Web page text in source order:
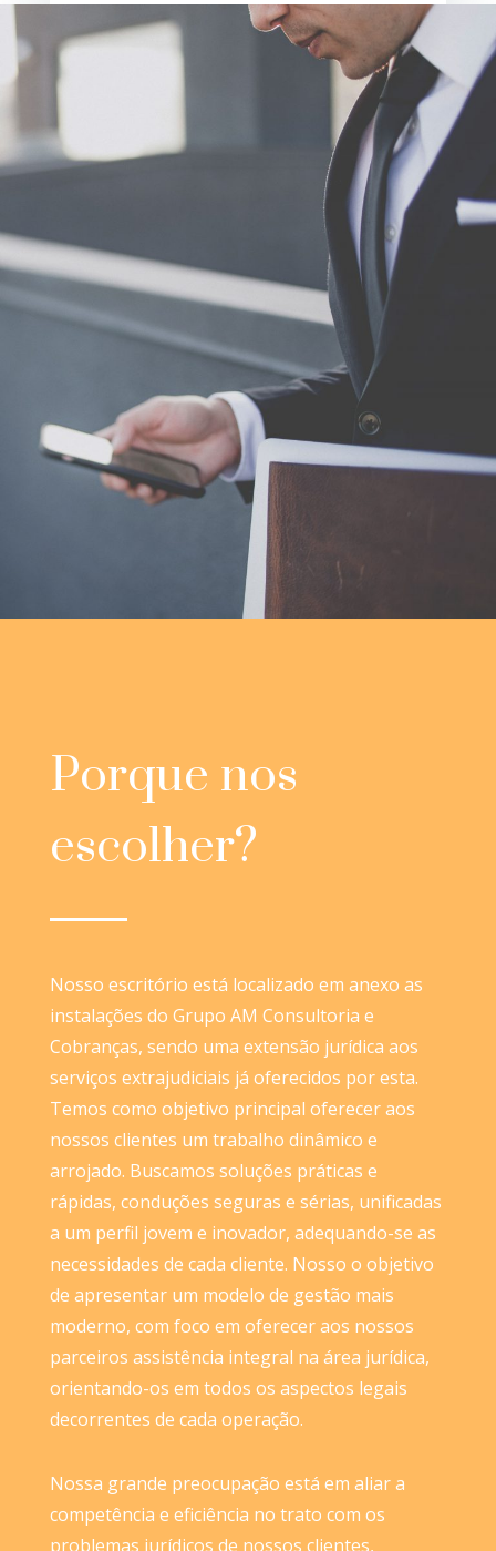
Porque nos
escolher?
Nosso escritório está localizado em anexo as
instalações do Grupo AM Consultoria e
Cobranças, sendo uma extensão jurídica aos
serviços extrajudiciais já oferecidos por esta.
Temos como objetivo principal oferecer aos
nossos clientes um trabalho dinâmico e
arrojado. Buscamos soluções práticas e
rápidas, conduções seguras e sérias, unificadas
a um perfil jovem e inovador, adequando-se as
necessidades de cada cliente. Nosso o objetivo
de apresentar um modelo de gestão mais
moderno, com foco em oferecer aos nossos
parceiros assistência integral na área jurídica,
orientando-os em todos os aspectos legais
decorrentes de cada operação.
Nossa grande preocupação está em aliar a
competência e eficiência no trato com os
problemas jurídicos de nossos clientes,